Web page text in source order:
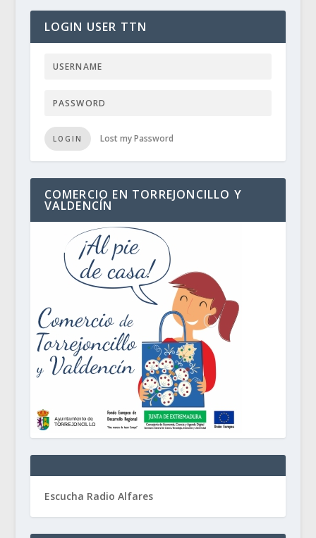
LOGIN USER TTN
LOGIN Lost my Password
COMERCIO EN TORREJONCILLO Y
VALDENCÍN
Escucha Radio Alfares